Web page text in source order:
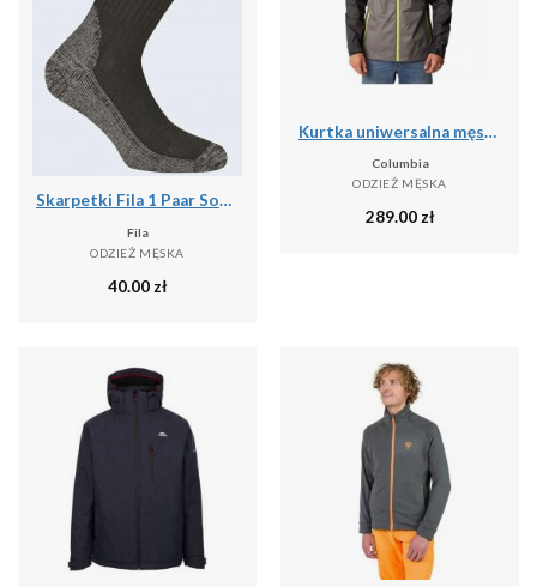
Skarpetki Fila 1 Paar Sock Black 39-42
Fila
ODZIEŻ MĘSKA
40.00 zł
Kurtka uniwersalna męska Columbia Inner Limits Ii Jacket
Columbia
ODZIEŻ MĘSKA
289.00zł